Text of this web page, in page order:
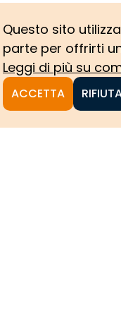
Questo sito
parte per offrirti
Leggi di più su
ACCETTA